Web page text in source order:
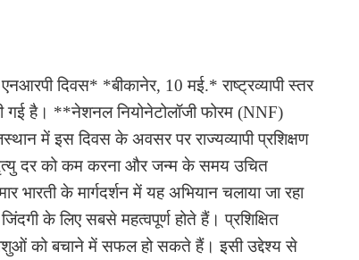
दिवस* *बीकानेर, 10 मई.* राष्ट्रव्यापी स्तर
है। **नेशनल नियोनेटोलॉजी फोरम (NNF)
में इस दिवस के अवसर पर राज्यव्यापी प्रशिक्षण
मृत्यु दर को कम करना और जन्म के समय उचित
के मार्गदर्शन में यह अभियान चलाया जा रहा
के लिए सबसे महत्वपूर्ण होते हैं। प्रशिक्षित
को बचाने में सफल हो सकते हैं। इसी उद्देश्य से